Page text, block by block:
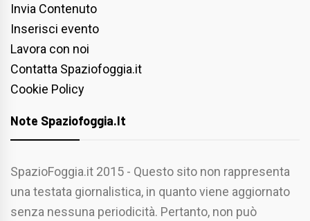
Invia Contenuto
Inserisci evento
Lavora con noi
Contatta Spaziofoggia.it
Cookie Policy
Note Spaziofoggia.it
SpazioFoggia.it 2015 - Questo sito non rappresenta
una testata giornalistica, in quanto viene aggiornato
senza nessuna periodicità. Pertanto, non può